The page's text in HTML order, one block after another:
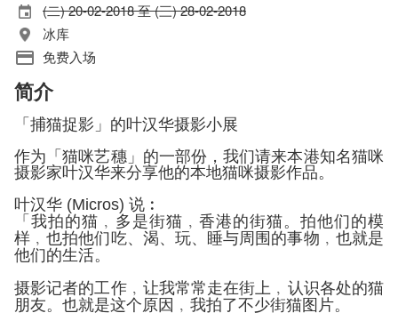
(二) 20-02-2018 至 (三) 28-02-2018
冰库
免费入场
简介
「捕猫捉影」的叶汉华摄影小展
作为「猫咪艺穗」的一部份，我们请来本港知名猫咪
摄影家叶汉华来分享他的本地猫咪摄影作品。
叶汉华 (Micros) 说︰
「我拍的猫﹐多是街猫﹐香港的街猫。拍他们的模
样﹐也拍他们吃、 渴、玩、睡与周围的事物﹐也就是
他们的生活。
摄影记者的工作﹐让我常常走在街上﹐认识各处的猫
朋友。 也就是这个原因﹐我拍了不少街猫图片。